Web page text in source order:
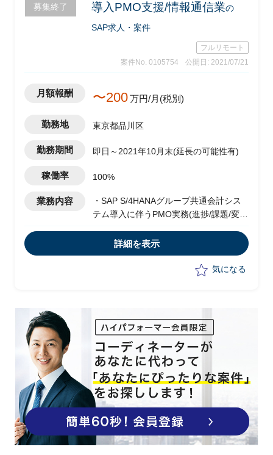
募集終了
導入PMO支援/情報通信業の
SAP求人・案件
フルリモート
案件No. 0105754
公開日: 2021/07/21
月額報酬 〜200万円/月(税別)
勤務地 東京都品川区
勤務期間 即日～2021年10月末(延長の可能性有)
稼働率 100%
業務内容
・SAP S/4HANAグループ共通会計シス
テム導入に伴うPMO実務(進捗/課題/変更
詳細を表示
気になる